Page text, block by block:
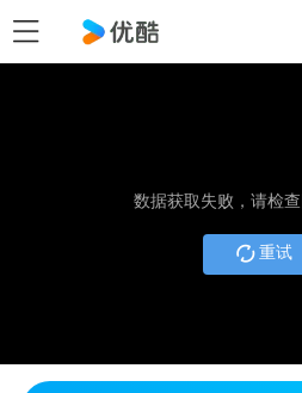
数据获取失败，请检
重试